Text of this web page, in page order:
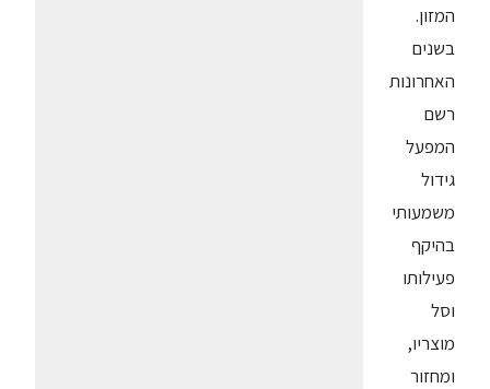
המזון.
בשנים
האחרונות
רשם
המפעל
גידול
משמעותי
בהיקף
פעילותו
וסל
מוצריו,
ומחזור